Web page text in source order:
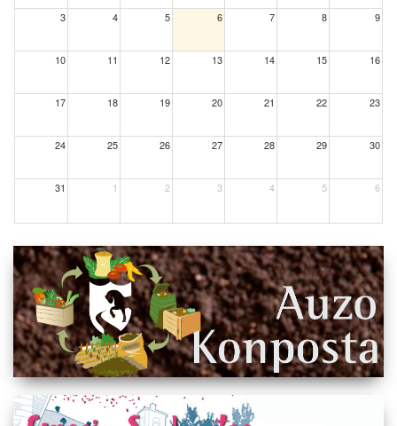
3 4 5 6 7 8 9
10 11 12 13 14 15 16
17 18 19 20 21 22 23
24 25 26 27 28 29 30
31 1 2 3 4 5 6